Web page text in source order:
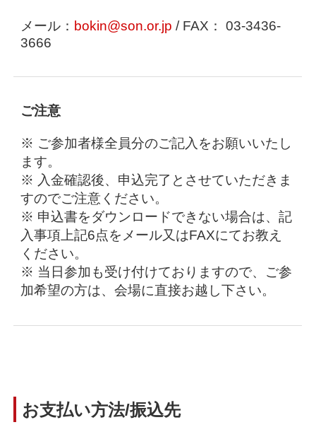
メール： bokin@son.or.jp / FAX： 03-3436-
3666
ご注意
※ ご参加者様全員分のご記入をお願いいたし
ます。
※ 入金確認後、申込完了とさせていただきま
すのでご注意ください。
※ 申込書をダウンロードできない場合は、記
入事項上記6点をメール又はFAXにてお教え
ください。
※ 当日参加も受け付けておりますので、ご参
加希望の方は、会場に直接お越し下さい。
お支払い方法/振込先